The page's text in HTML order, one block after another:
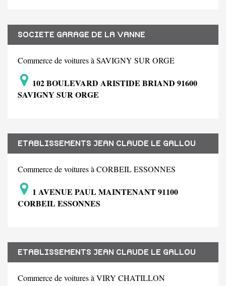
SOCIETE GARAGE DE LA VANNE
Commerce de voitures à SAVIGNY SUR ORGE
102 BOULEVARD ARISTIDE BRIAND 91600
SAVIGNY SUR ORGE
ETABLISSEMENTS JEAN CLAUDE LE GALLOU
Commerce de voitures à CORBEIL ESSONNES
1 AVENUE PAUL MAINTENANT 91100
CORBEIL ESSONNES
ETABLISSEMENTS JEAN CLAUDE LE GALLOU
Commerce de voitures à VIRY CHATILLON